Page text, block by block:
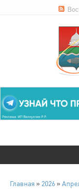
Главная » 2026 »